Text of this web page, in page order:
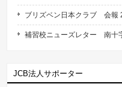
ブリズベン日本クラブ 会報
補習校ニューズレター 南
JCB法人サポーター